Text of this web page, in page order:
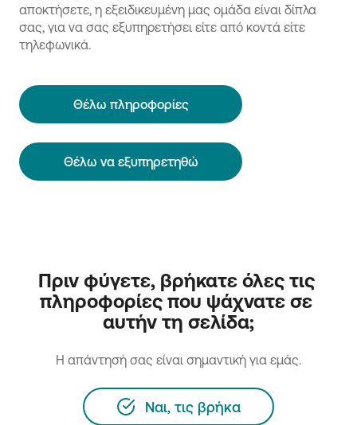
αποκτήσετε, η εξειδικευμένη μας ομάδα είναι δίπλα
σας, για να σας εξυπηρετήσει είτε από κοντά είτε
τηλεφωνικά.
Θέλω πληροφορίες
Θέλω να εξυπηρετηθώ
Πριν φύγετε, βρήκατε όλες τις
πληροφορίες που ψάχνατε σε
αυτήν τη σελίδα;
H απάντησή σας είναι σημαντική για εμάς.
Ναι, τις βρήκα